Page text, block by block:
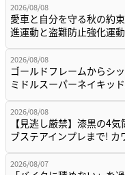
2026/08/08
愛車と自分を守る秋の約
進運動と盗難防止強化運
2026/08/08
ゴールドフレームからシ
ミドルスーパーネイキッ
2026/08/08
【見逃し厳禁】漆黒の4
ブステアインプレまで!
2026/08/07